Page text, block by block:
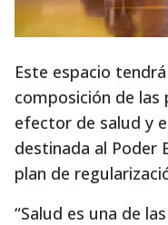
Este espacio
composición de las
efector de salud y
destinada al Poder
plan de
“Salud es una de